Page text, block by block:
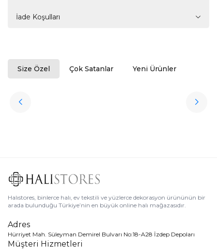
İade Koşulları
Size Özel Çok Satanlar Yeni Ürünler
Favorilere Ekle
Halıstores
3.909,80
Halıstores, binlerce halı, ev tekstili ve yüzlerce dekorasyon ürününün bir
arada bulunduğu Türkiye’nin en büyük online halı mağazasıdır.
Adres
Hürriyet Mah. Süleyman Demirel Bulvarı No:18-A28 İzdep Depoları
Müşteri Hizmetleri